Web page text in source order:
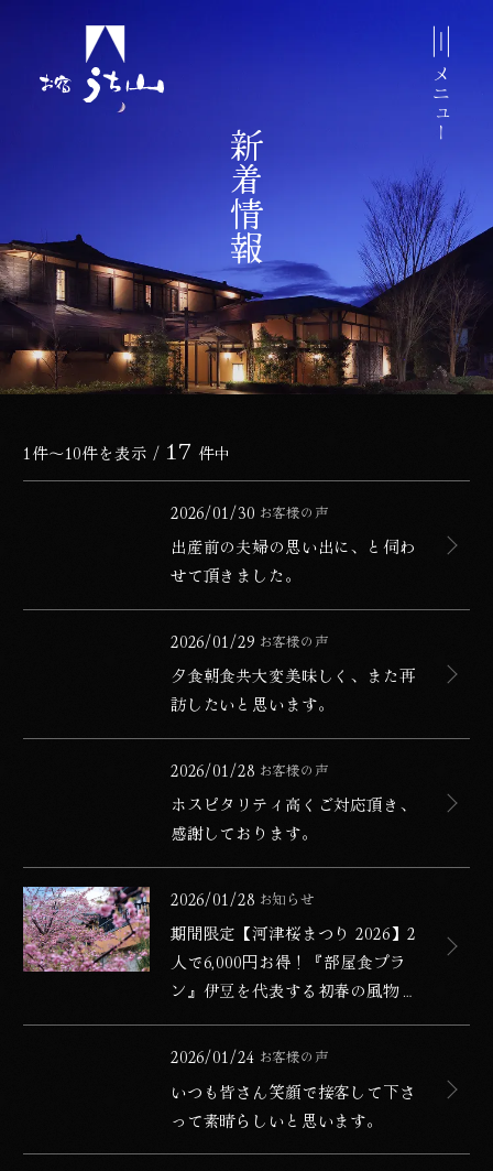
してコンテンツに移動する
メニュー
新着情報
新着情報一覧
1件～10件を表示 / 17 件中
出産前の夫婦の思い出に、と伺わ
せて頂きました。
公開日
2026/01/30
カテゴリー お客様の声
夕食朝食共大変美味しく、また再
訪したいと思います。
公開日
2026/01/29
カテゴリー お客様の声
ホスピタリティ高くご対応頂き、
感謝しております。
公開日
2026/01/28
カテゴリー お客様の声
期間限定【河津桜まつり 2026】2
人で6,000円お得！『部屋食プラ
ン』伊豆を代表する初春の風物詩
「河津桜まつり」
公開日
2026/01/28
カテゴリー お知らせ
期間限定【河津桜まつり 2026】2人で6,000円お得！『部
いつも皆さん笑顔で接客して下さ
って素晴らしいと思います。
公開日
2026/01/24
カテゴリー お客様の声